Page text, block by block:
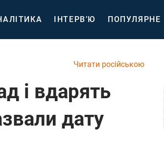
ІНТЕРВ’Ю ПОПУЛЯРНЕ
Читати російською
і вдарять
дату